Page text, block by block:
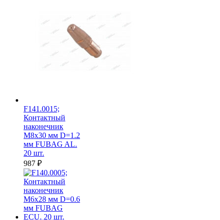
F141.0015;
Контактный
наконечник
M8х30 мм D=1.2
мм FUBAG AL.
20 шт.
987 ₽